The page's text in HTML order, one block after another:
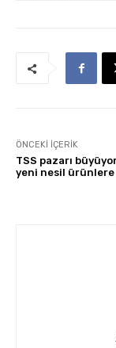
ÖNCEKI İÇERIK
TSS pazarı
yeni nesil ürünlere